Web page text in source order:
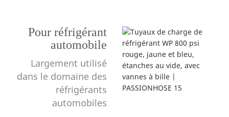
Pour réfrigérant
automobile
Largement utilisé
dans le domaine des
réfrigérants
automobiles